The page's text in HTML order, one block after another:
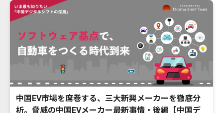
中国EV市場を席巻する、三大新興メーカーを徹底分
析。脅威の中国EVメーカー最新事情・後編【中国デ